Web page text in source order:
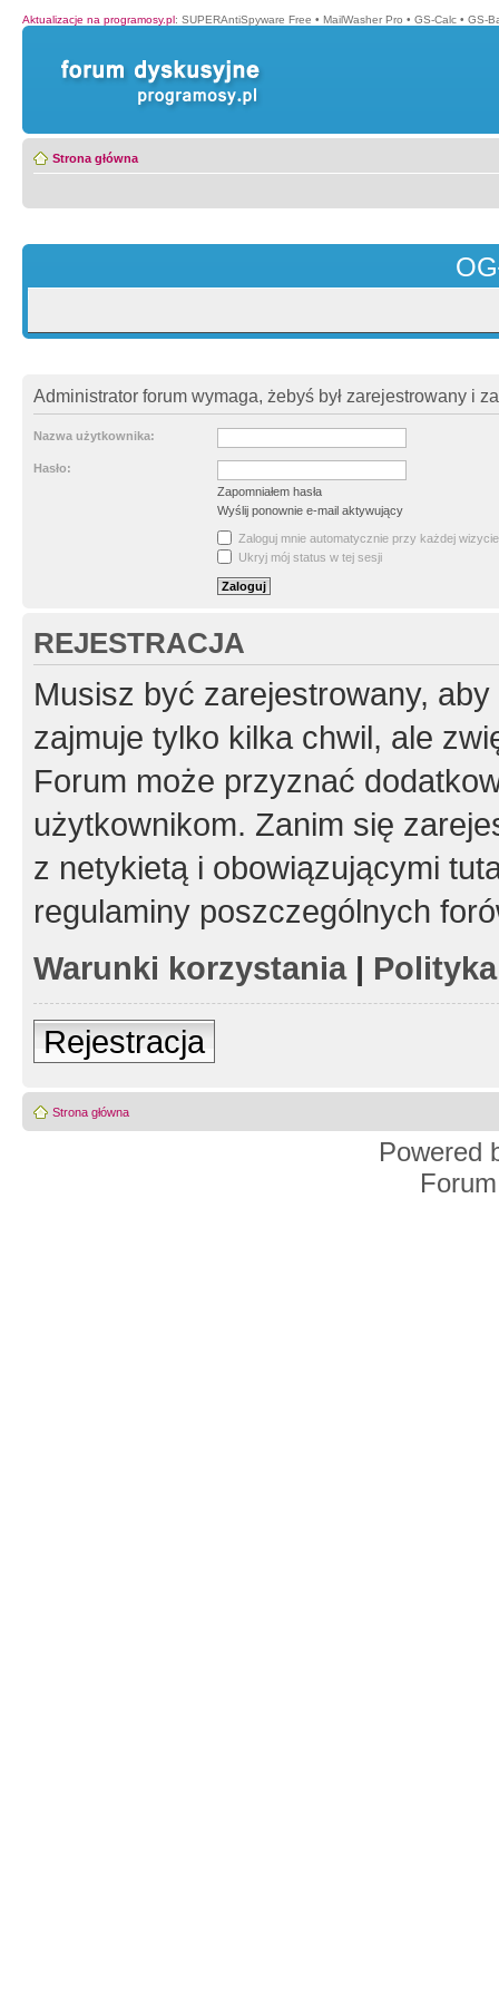
Aktualizacje na programosy.pl: SUPERAntiSpyware Free • MailWasher Pro • GS-Calc • GS-
Strona główna
Administrator forum wymaga, żebyś był zarejestrowany i
Nazwa użytkownika:
Hasło:
Zapomniałem hasła
Wyślij ponownie e-mail aktywujący
Zaloguj mnie automatycznie przy każdej wizycie
Ukryj mój status w tej sesji
REJESTRACJA
Musisz być zarejestrowany,
zajmuje tylko kilka chwil, ale
Forum może przyznać
użytkownikom. Zanim się
z netykietą i obowiązującymi
regulaminy poszczególnych
Warunki korzystania|
Rejestracja
Strona główna
Powered